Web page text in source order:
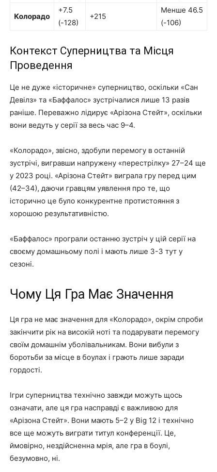
Колорадо
+7.5
(-128)
+215
Менше 46.5
(-106)
Контекст Суперництва та Місця
Проведення
Це не дуже «історичне» суперництво, оскільки «Сан
Девілз» та «Баффалос» зустрічалися лише 13 разів
раніше. Переважно лідирує «Арізона Стейт», оскільки
вони ведуть у серії за весь час 9–4.
«Колорадо», звісно, здобули перемогу в останній
зустрічі, вигравши напружену «перестрілку» 27–24 ще
у 2023 році. «Арізона Стейт» виграла гру перед цим
(42–34), даючи гравцям уявлення про те, що
історично це було конкурентне протистояння з
хорошою результативністю.
«Баффалос» програли останню зустріч у цій серії на
своєму домашньому полі і мають лише 3-3 тут у
сезоні.
Чому Ця Гра Має Значення
Ця гра не має значення для «Колорадо», окрім спроби
закінчити рік на високій ноті та подарувати перемогу
своїм домашнім уболівальникам. Вони вибули з
боротьби за місце в боулах і грають лише заради
гордості.
Ігри суперництва технічно завжди можуть щось
означати, але ця гра насправді є важливою для
«Арізона Стейт». Вони мають 5–2 у Big 12 і технічно
все ще можуть виграти титул конференції. Це,
ймовірно, нездійсненна мрія, але гра в боулі,
безумовно, ні.